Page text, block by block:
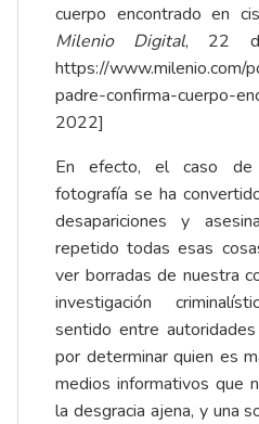
cuerpo encontrado en
Milenio Digital, 22
https://www.milenio.com/
padre-confirma-cuerpo-
2022]
En efecto, el caso de
fotografía se ha
desapariciones y
repetido todas esas
ver borradas de nuestra
investigación
sentido entre
por determinar quien es
medios informativos que
la desgracia ajena, y una